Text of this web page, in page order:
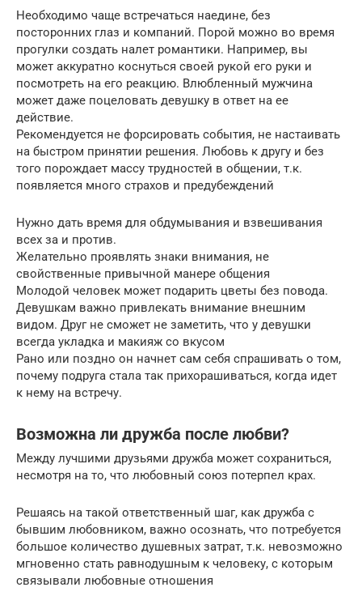
Необходимо чаще встречаться наедине, без
посторонних глаз и компаний. Порой можно во время
прогулки создать налет романтики. Например, вы
может аккуратно коснуться своей рукой его руки и
посмотреть на его реакцию. Влюбленный мужчина
может даже поцеловать девушку в ответ на ее
действие.
Рекомендуется не форсировать события, не настаивать
на быстром принятии решения. Любовь к другу и без
того порождает массу трудностей в общении, т.к.
появляется много страхов и предубеждений
Нужно дать время для обдумывания и взвешивания
всех за и против.
Желательно проявлять знаки внимания, не
свойственные привычной манере общения
Молодой человек может подарить цветы без повода.
Девушкам важно привлекать внимание внешним
видом. Друг не сможет не заметить, что у девушки
всегда укладка и макияж со вкусом
Рано или поздно он начнет сам себя спрашивать о том,
почему подруга стала так прихорашиваться, когда идет
к нему на встречу.
Возможна ли дружба после любви?
Между лучшими друзьями дружба может сохраниться,
несмотря на то, что любовный союз потерпел крах.
Решаясь на такой ответственный шаг, как дружба с
бывшим любовником, важно осознать, что потребуется
большое количество душевных затрат, т.к. невозможно
мгновенно стать равнодушным к человеку, с которым
связывали любовные отношения